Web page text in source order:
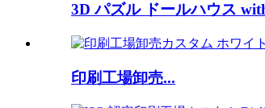
3D パズル ドールハウス
印刷工場卸売...